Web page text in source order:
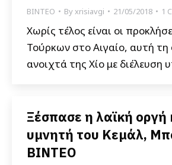
ΒΙΝΤΕΟ Byxrisiavgi 21/05/2018 1
Χωρίς τέλος είναι οι
Τούρκων στο Αιγαίο, αυτή
ανοιχτά της Χίο με διέλευση
Ξέσπασε η λαϊκή οργή
υμνητή του Κεμάλ,
ΒΙΝΤΕΟ